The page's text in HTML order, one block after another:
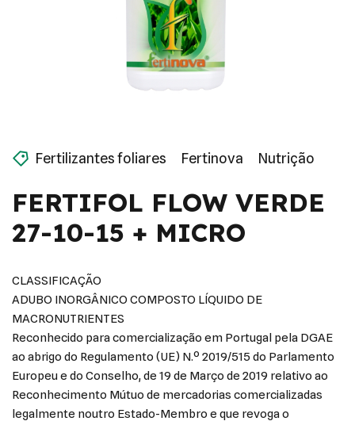
Fertilizantes foliares Fertinova Nutrição
FERTIFOL FLOW VERDE
27-10-15 + MICRO
CLASSIFICAÇÃO
ADUBO INORGÂNICO COMPOSTO LÍQUIDO DE
MACRONUTRIENTES
Reconhecido para comercialização em Portugal pela DGAE
ao abrigo do Regulamento (UE) N.º 2019/515 do Parlamento
Europeu e do Conselho, de 19 de Março de 2019 relativo ao
Reconhecimento Mútuo de mercadorias comercializadas
legalmente noutro Estado-Membro e que revoga o